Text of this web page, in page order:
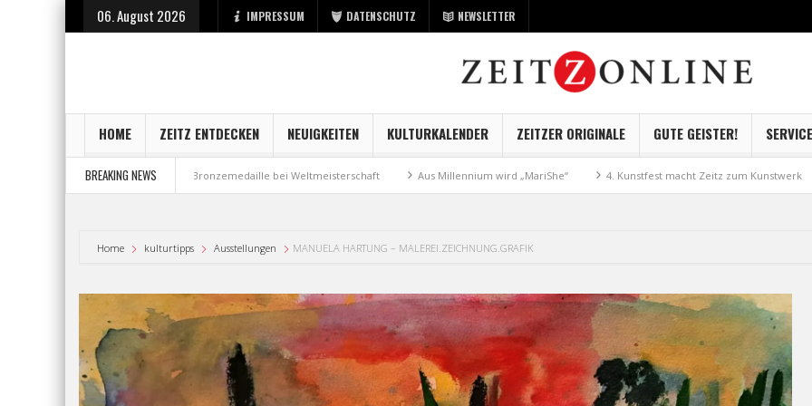
06. August 2026 IMPRESSUM DATENSCHUTZ NEWSLETTER
HOME ZEITZ ENTDECKEN NEUIGKEITEN KULTURKALENDER ZEITZER ORIGINALE GUTE GEISTER! SERVICE
BREAKING NEWS
Bronzemedaille bei Weltmeisterschaft Aus Millennium wird „MariShe“ 4. Kunstfest macht Zeitz zum Kunstwerk Museum
Home kulturtipps Ausstellungen MANUELA HARTUNG – MALEREI.ZEICHNUNG.GRAFIK